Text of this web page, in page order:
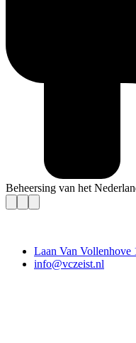
Beheersing van het
Laan Van Vollenhove
info@vczeist.nl